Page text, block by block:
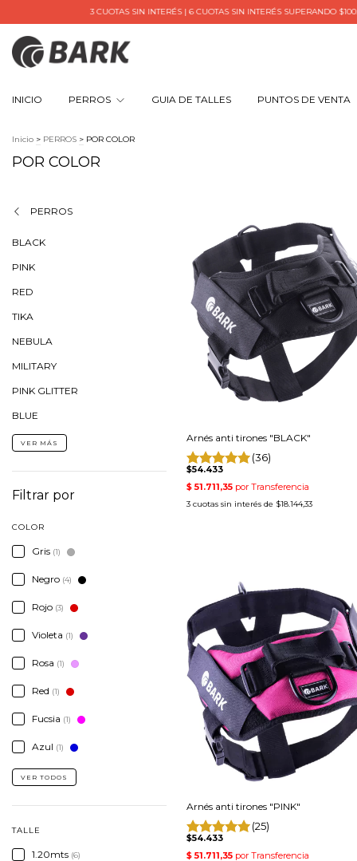
3 CUOTAS SIN INTERÉS | 6 CUOTAS SIN INTERÉS SUPERANDO $100.000 | 5% OFF
INICIO PERROS GUIA DE TALLES PUNTOS DE VENTA
Inicio > PERROS > POR COLOR
POR COLOR
PERROS
BLACK
PINK
RED
TIKA
NEBULA
MILITARY
PINK GLITTER
BLUE
VER MÁS
Filtrar por
COLOR
Gris (1)
Negro (4)
Rojo (3)
Violeta (1)
Rosa (1)
Red (1)
Fucsia (1)
Azul (1)
VER TODOS
TALLE
1.20mts (6)
Arnés anti tirones "BLACK"
(36)
$54.433
3 cuotas sin interés de $18.144,33
Arnés anti tirones "PINK"
(25)
$54.433